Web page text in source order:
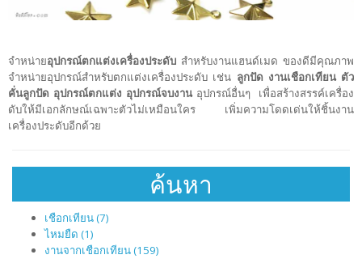
จำหน่ายอุปกรณ์ตกแต่งเครื่องประดับ สำหรับงานแฮนด์เมด ของดีมีคุณภาพ
จำหน่ายอุปกรณ์สำหรับตกแต่งเครื่องประดับ เช่น ลูกปัด งานเชือกเทียน ตัว
คั่นลูกปัด อุปกรณ์ตกแต่ง อุปกรณ์จบงานอุปกรณ์อื่นๆ เพื่อสร้างสรรค์เครื่อง
ดับให้มีเอกลักษณ์เฉพาะตัวไม่เหมือนใคร เพิ่มความโดดเด่นให้ชิ้นงาน
เครื่องประดับอีกด้วย
ค้นหา
เชือกเทียน (7)
ไหมยืด (1)
งานจากเชือกเทียน (159)